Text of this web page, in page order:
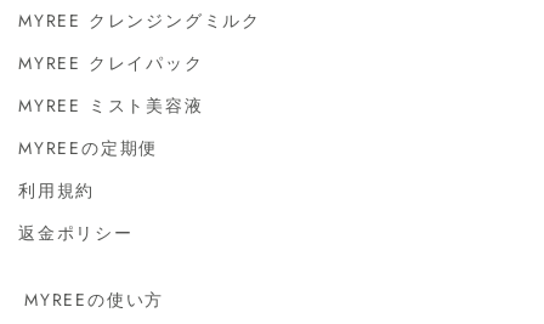
MYREE クレンジングミルク
MYREE クレイパック
MYREE ミスト美容液
MYREEの定期便
利用規約
返金ポリシー
MYREEの使い方